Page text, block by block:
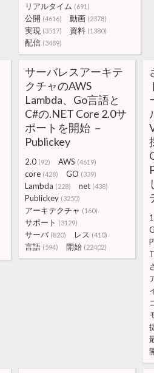
リアルタイム (691)
公開 (4616) 動画 (2378)
実現 (3517) 資料 (1380)
配信 (3489)
サーバレスアーキテ
クチャのAWS
Lambda、Go言語と
C#の.NET Core 2.0サ
ポートを開始 －
Publickey
2.0 (92) AWS (4619)
core (428) GO (339)
Lambda (228) net (438)
Publickey (3250)
アーキテクチャ (160)
サポート (3129)
サーバ (820) レス (410)
言語 (594) 開始 (22402)